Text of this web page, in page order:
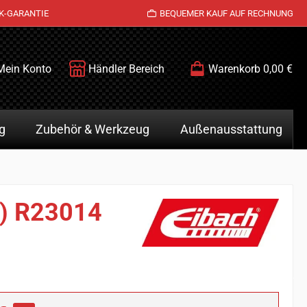
GARANTIE BEQUEMER KAUF AUF RECHNUNG
Konto Händler Bereich Warenkorb 0,00 €
Zubehör & Werkzeug Außenausstattung
R23014